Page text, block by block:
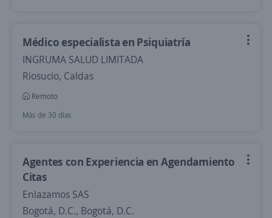
Médico especialista en Psiquiatría
INGRUMA SALUD LIMITADA
Riosucio, Caldas
Remoto
Más de 30 días
Agentes con Experiencia en Agendamiento
Citas
Enlazamos SAS
Bogotá, D.C., Bogotá, D.C.